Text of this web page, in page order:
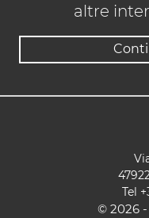
altre
Tel
© 2026 -